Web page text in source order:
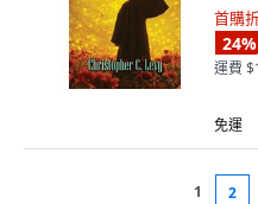
首購
24%
運費
免運
1 2